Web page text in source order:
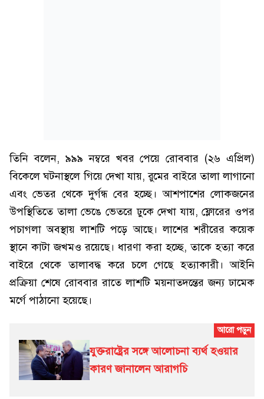
তিনি বলেন, ৯৯৯ নম্বরে খবর পেয়ে রোববার (২৬ এপ্রিল)
বিকেলে ঘটনাস্থলে গিয়ে দেখা যায়, রুমের বাইরে তালা লাগানো
এবং ভেতর থেকে দুর্গন্ধ বের হচ্ছে। আশপাশের লোকজনের
উপস্থিতিতে তালা ভেঙে ভেতরে ঢুকে দেখা যায়, ফ্লোরের ওপর
পচাগলা অবস্থায় লাশটি পড়ে আছে। লাশের শরীরের কয়েক
স্থানে কাটা জখমও রয়েছে। ধারণা করা হচ্ছে, তাকে হত্যা করে
বাইরে থেকে তালাবদ্ধ করে চলে গেছে হত্যাকারী। আইনি
প্রক্রিয়া শেষে রোববার রাতে লাশটি ময়নাতদন্তের জন্য ঢামেক
মর্গে পাঠানো হয়েছে।
যুক্তরাষ্ট্রের সঙ্গে আলোচনা ব্যর্থ হওয়ার
কারণ জানালেন আরাগচি